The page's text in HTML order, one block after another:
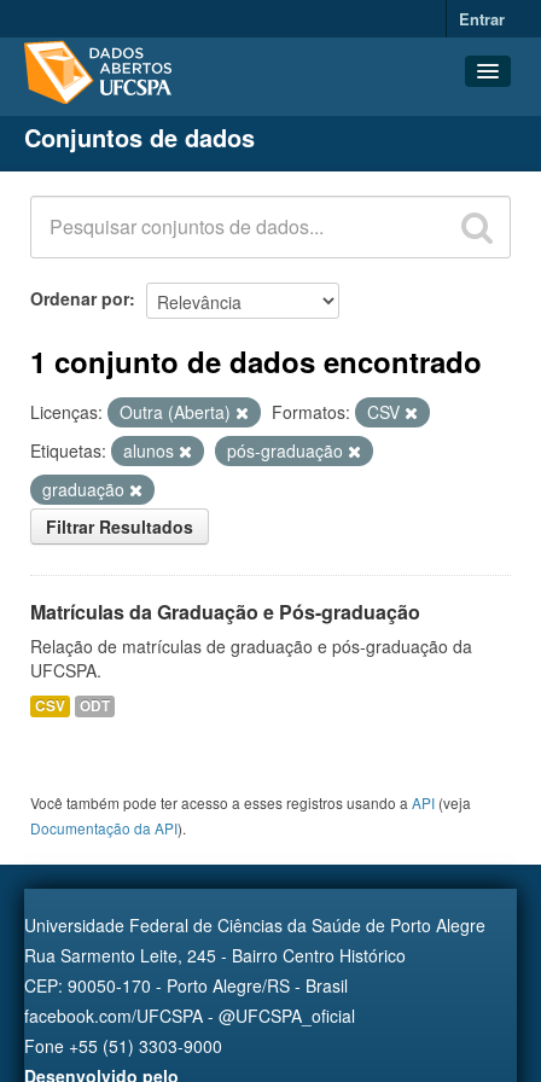
Entrar
Conjuntos de dados
Organizações
Grupos
Sobre
Conjuntos de dados
Ordenar por
1 conjunto de dados encontrado
Licenças: Outra (Aberta) Formatos:
CSV
Etiquetas:
alunos
pós-graduação
graduação
Filtrar Resultados
Matrículas da Graduação e Pós-graduação
Relação de matrículas de graduação e pós-graduação da
UFCSPA.
CSV ODT
Você também pode ter acesso a esses registros usando a API (veja
Documentação da API).
Universidade Federal de Ciências da Saúde de Porto Alegre
Rua Sarmento Leite, 245 - Bairro Centro Histórico
CEP: 90050-170 - Porto Alegre/RS - Brasil
facebook.com/UFCSPA - @UFCSPA_oficial
Fone +55 (51) 3303-9000
Desenvolvido pelo